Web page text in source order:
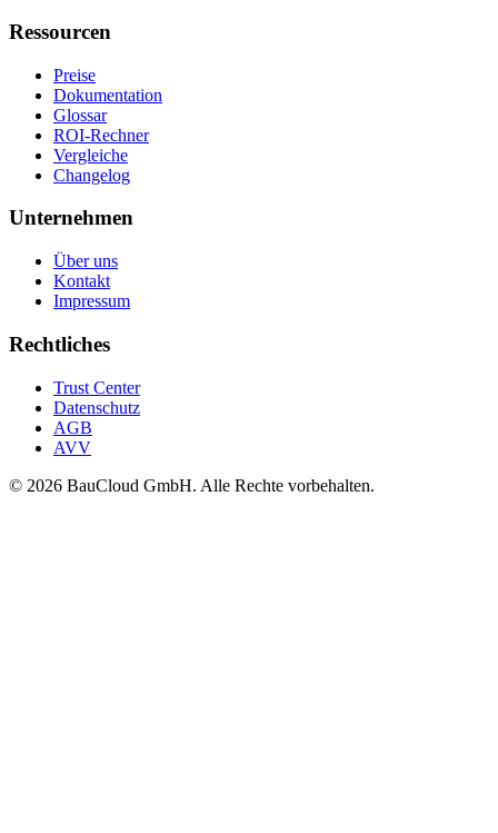
Ressourcen
Preise
Dokumentation
Glossar
ROI-Rechner
Vergleiche
Changelog
Unternehmen
Über uns
Kontakt
Impressum
Rechtliches
Trust Center
Datenschutz
AGB
AVV
© 2026 BauCloud GmbH. Alle Rechte vorbehalten.